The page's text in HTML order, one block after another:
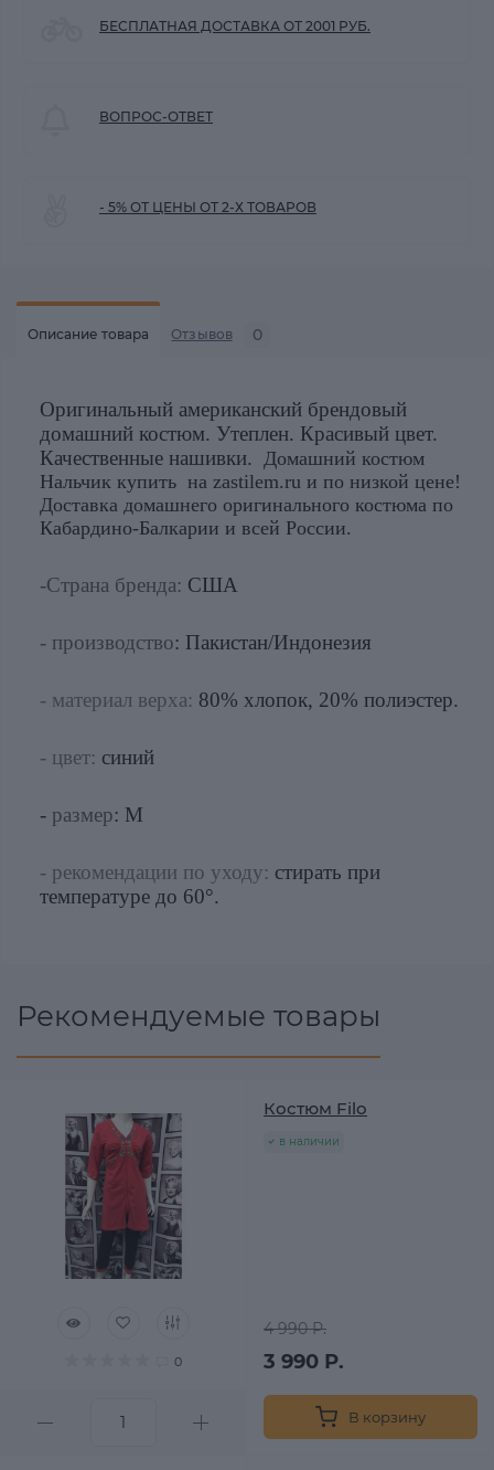
БЕСПЛАТНАЯ ДОСТАВКА ОТ 2001 РУБ.
ВОПРОС-ОТВЕТ
- 5% ОТ ЦЕНЫ ОТ 2-Х ТОВАРОВ
Описание товара Отзывов 0
Оригинальный американский брендовый
домашний костюм. Утеплен. Красивый цвет.
Качественные нашивки.
Домашний костюм
Нальчик купить на zastilem.ru и по низкой цене!
Доставка домашнего оригинального костюма по
Кабардино-Балкарии и всей России.
-Страна бренда: США
- производство: Пакистан/Индонезия
- материал верха: 80% хлопок, 20% полиэстер.
- цвет: синий
- размер: M
- рекомендации по уходу: стирать при
температуре до 60°.
Рекомендуемые товары
0
Костюм Filo
в наличии
4 990 Р.
3 990 Р.
В корзину